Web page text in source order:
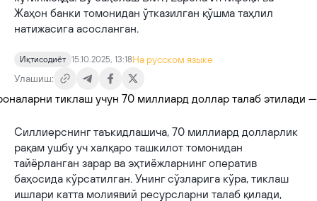
Жаҳон банки томонидан ўтказилган қўшма таҳлил
натижасига асосланган.
Иқтисодиёт 15.10.2025, 13:18На русском языке
Улашиш:
Силлиерснинг таъкидлашича, 70 миллиард долларлик
рақам ушбу уч халқаро ташкилот томонидан
тайёрланган зарар ва эҳтиёжларнинг оператив
баҳосида кўрсатилган. Унинг сўзларига кўра, тиклаш
ишлари катта молиявий ресурсларни талаб қилади,